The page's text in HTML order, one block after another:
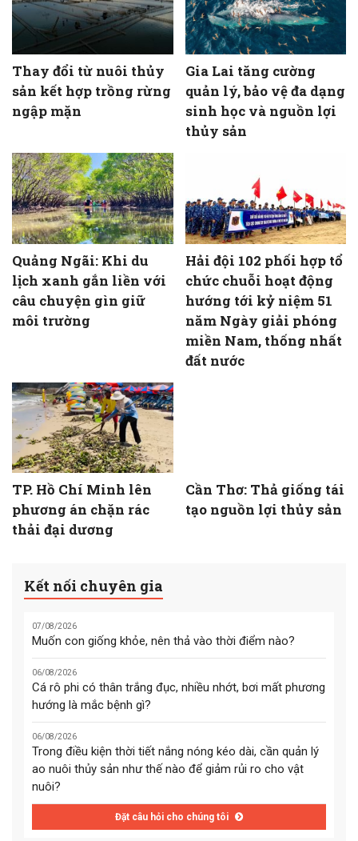
Thay đổi từ nuôi thủy
sản kết hợp trồng rừng
ngập mặn
Gia Lai tăng cường
quản lý, bảo vệ đa dạng
sinh học và nguồn lợi
thủy sản
Quảng Ngãi: Khi du
lịch xanh gắn liền với
câu chuyện gìn giữ
môi trường
Hải đội 102 phối hợp tổ
chức chuỗi hoạt động
hướng tới kỷ niệm 51
năm Ngày giải phóng
miền Nam, thống nhất
đất nước
TP. Hồ Chí Minh lên
phương án chặn rác
thải đại dương
Cần Thơ: Thả giống tái
tạo nguồn lợi thủy sản
Kết nối chuyên gia
07/08/2026
Muốn con giống khỏe, nên thả vào thời điểm nào?
06/08/2026
Cá rô phi có thân trắng đục, nhiều nhớt, bơi mất phương
hướng là mắc bệnh gì?
06/08/2026
Trong điều kiện thời tiết nắng nóng kéo dài, cần quản lý
ao nuôi thủy sản như thế nào để giảm rủi ro cho vật
nuôi?
Đặt câu hỏi cho chúng tôi